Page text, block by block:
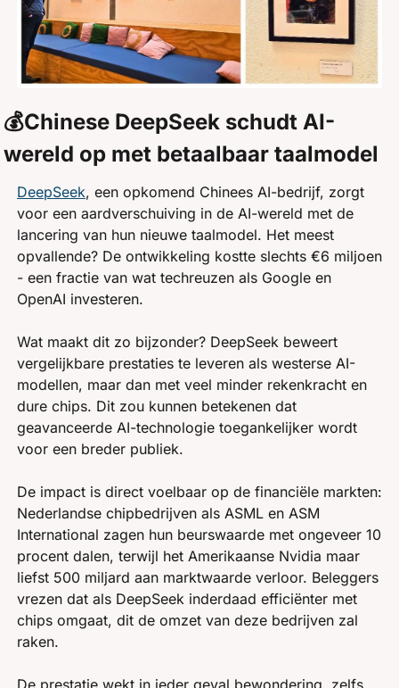
💰Chinese DeepSeek schudt AI-
wereld op met betaalbaar taalmodel
DeepSeek, een opkomend Chinees AI-bedrijf, zorgt
voor een aardverschuiving in de AI-wereld met de
lancering van hun nieuwe taalmodel. Het meest
opvallende? De ontwikkeling kostte slechts €6 miljoen
- een fractie van wat techreuzen als Google en
OpenAI investeren.
Wat maakt dit zo bijzonder? DeepSeek beweert
vergelijkbare prestaties te leveren als westerse AI-
modellen, maar dan met veel minder rekenkracht en
dure chips. Dit zou kunnen betekenen dat
geavanceerde AI-technologie toegankelijker wordt
voor een breder publiek.
De impact is direct voelbaar op de financiële markten:
Nederlandse chipbedrijven als ASML en ASM
International zagen hun beurswaarde met ongeveer 10
procent dalen, terwijl het Amerikaanse Nvidia maar
liefst 500 miljard aan marktwaarde verloor. Beleggers
vrezen dat als DeepSeek inderdaad efficiënter met
chips omgaat, dit de omzet van deze bedrijven zal
raken.
De prestatie wekt in ieder geval bewondering, zelfs